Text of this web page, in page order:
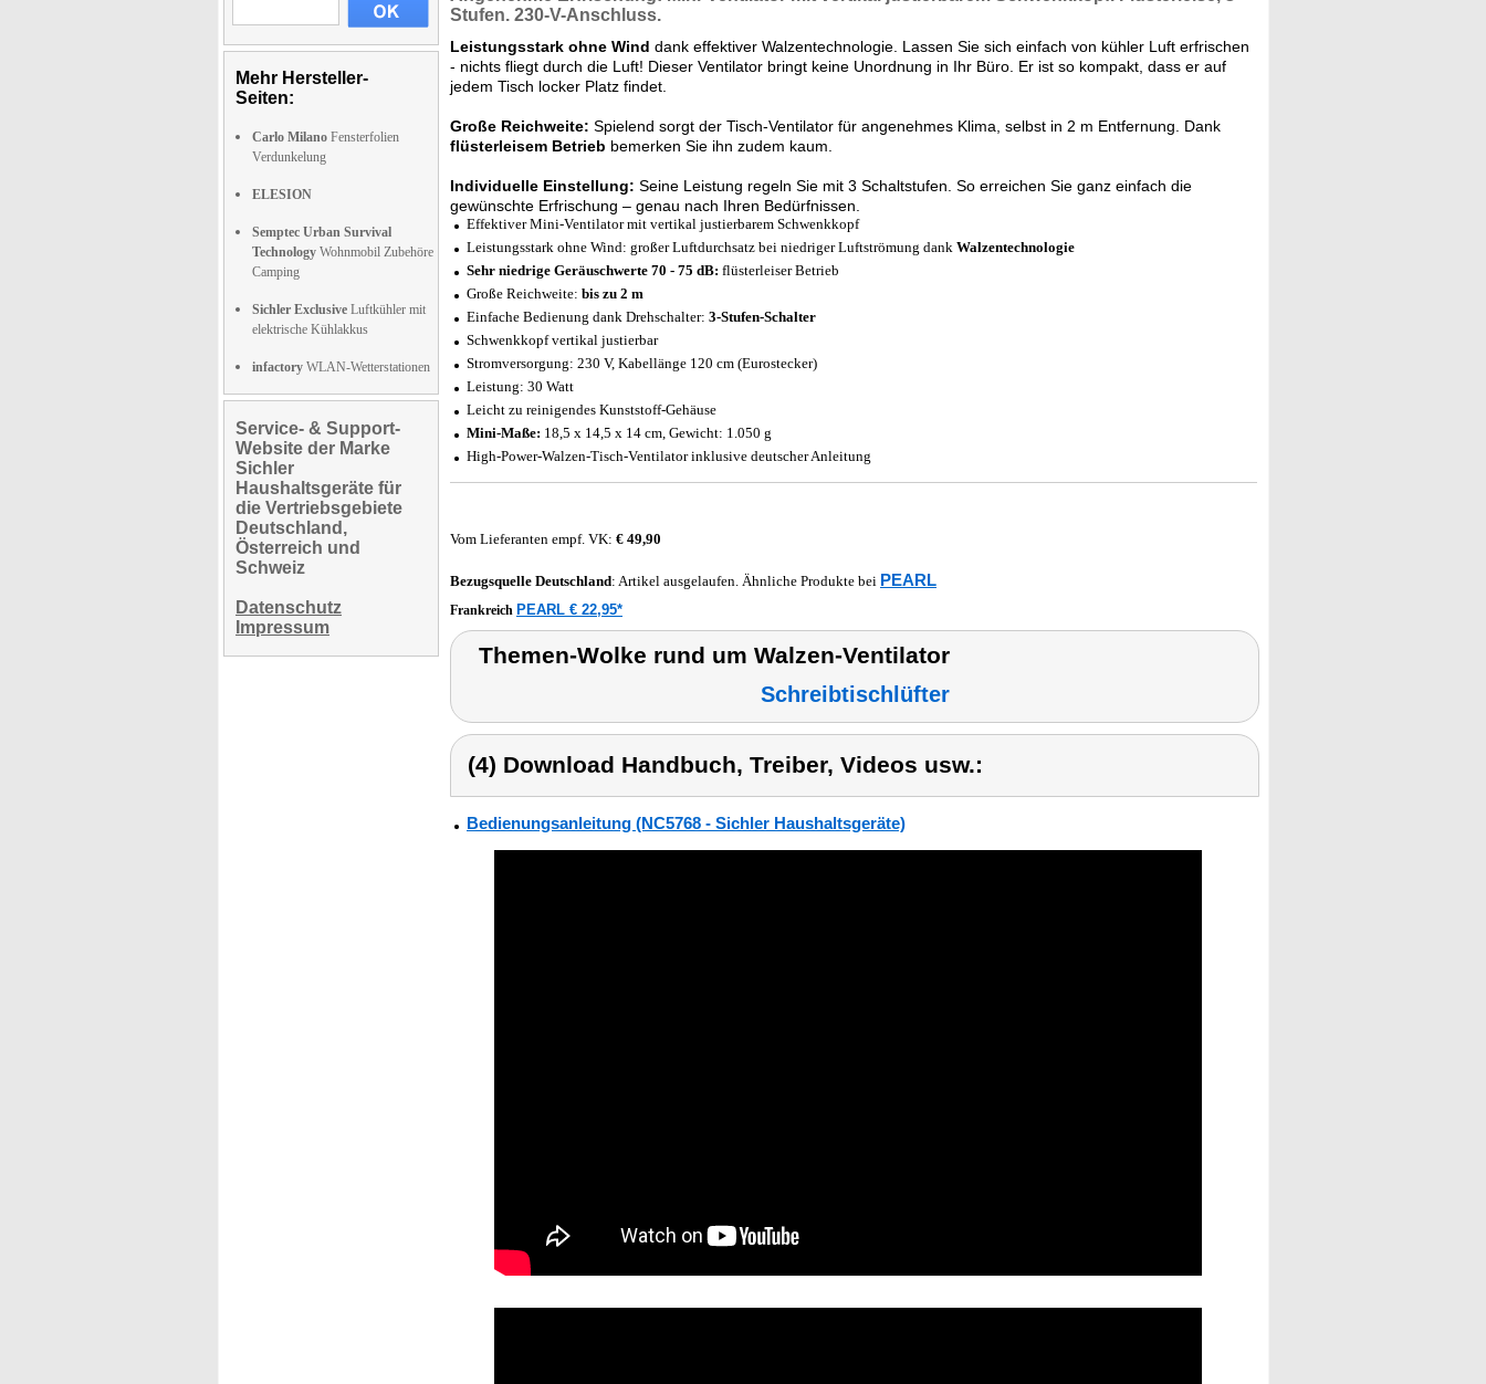
Mehr Hersteller-
Seiten:
Carlo Milano Fensterfolien
Verdunkelung
ELESION
Semptec Urban Survival
Technology Wohnmobil Zubehöre
Camping
Sichler Exclusive Luftkühler mit
elektrische Kühlakkus
infactory WLAN-Wetterstationen
Service- & Support-
Website der Marke
Sichler
Haushaltsgeräte für
die Vertriebsgebiete
Deutschland,
Österreich und
Schweiz
Datenschutz
Impressum
Stufen. 230-V-Anschluss.
Leistungsstark ohne Wind dank effektiver Walzentechnologie. Lassen Sie sich einfach von kühler Luft erfrischen
- nichts fliegt durch die Luft! Dieser Ventilator bringt keine Unordnung in Ihr Büro. Er ist so kompakt, dass er auf
jedem Tisch locker Platz findet.
Große Reichweite: Spielend sorgt der Tisch-Ventilator für angenehmes Klima, selbst in 2 m Entfernung. Dank
flüsterleisem Betrieb bemerken Sie ihn zudem kaum.
Individuelle Einstellung: Seine Leistung regeln Sie mit 3 Schaltstufen. So erreichen Sie ganz einfach die
gewünschte Erfrischung – genau nach Ihren Bedürfnissen.
Effektiver Mini-Ventilator mit vertikal justierbarem Schwenkkopf
Leistungsstark ohne Wind: großer Luftdurchsatz bei niedriger Luftströmung dank Walzentechnologie
Sehr niedrige Geräuschwerte 70 - 75 dB: flüsterleiser Betrieb
Große Reichweite: bis zu 2 m
Einfache Bedienung dank Drehschalter: 3-Stufen-Schalter
Schwenkkopf vertikal justierbar
Stromversorgung: 230 V, Kabellänge 120 cm (Eurostecker)
Leistung: 30 Watt
Leicht zu reinigendes Kunststoff-Gehäuse
Mini-Maße: 18,5 x 14,5 x 14 cm, Gewicht: 1.050 g
High-Power-Walzen-Tisch-Ventilator inklusive deutscher Anleitung
Vom Lieferanten empf. VK: € 49,90
Bezugsquelle Deutschland: Artikel ausgelaufen. Ähnliche Produkte bei PEARL
Frankreich PEARL € 22,95*
Themen-Wolke rund um Walzen-Ventilator
Schreibtischlüfter
(4) Download Handbuch, Treiber, Videos usw.:
Bedienungsanleitung (NC5768 - Sichler Haushaltsgeräte)